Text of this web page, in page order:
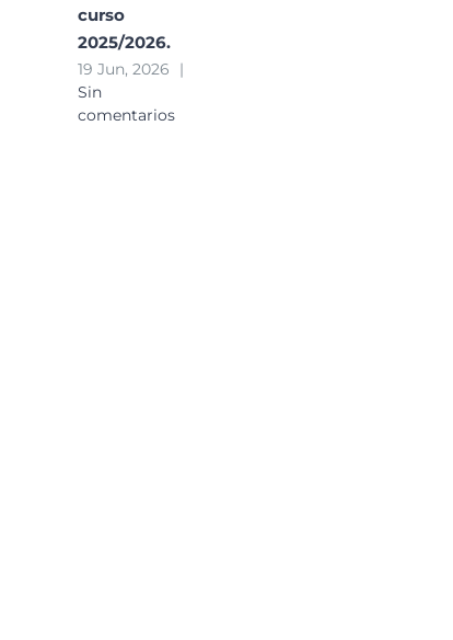
curso
2025/2026.
19 Jun, 2026
|
Sin
comentarios